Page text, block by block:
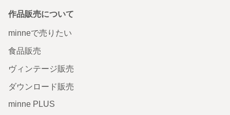
作品販売について
minneで売りたい
食品販売
ヴィンテージ販売
ダウンロード販売
minne PLUS